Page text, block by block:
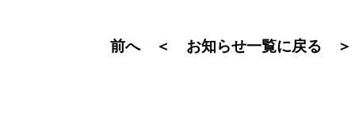
前へ ＜ お知らせ一覧に戻る